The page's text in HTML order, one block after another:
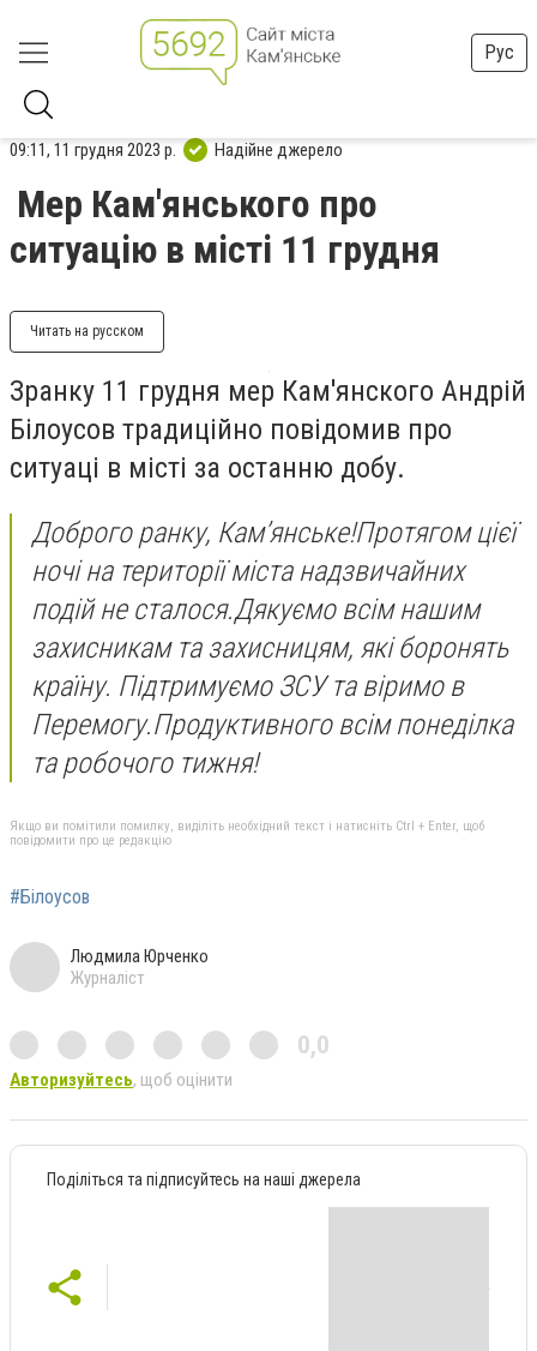
Рус
09:11, 11 грудня 2023 р. Надійне джерело
Мер Кам'янського про
ситуацію в місті 11 грудня
Читать на русском
Зранку 11 грудня мер Кам'янского Андрій
Білоусов традиційно повідомив про
ситуаці в місті за останню добу.
Доброго ранку, Кам’янське!Протягом цієї
ночі на території міста надзвичайних
подій не сталося.Дякуємо всім нашим
захисникам та захисницям, які боронять
країну. Підтримуємо ЗСУ та віримо в
Перемогу.Продуктивного всім понеділка
та робочого тижня!
Якщо ви помітили помилку, виділіть необхідний текст і натисніть Ctrl + Enter, щоб
повідомити про це редакцію
#Білоусов
Людмила Юрченко
Журналіст
0,0
Авторизуйтесь, щоб оцінити
Поділіться та підписуйтесь на наші джерела